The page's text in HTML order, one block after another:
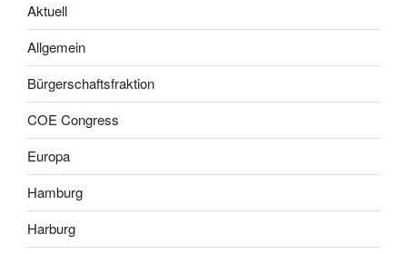
Aktuell
Allgemein
Bürgerschaftsfraktion
COE Congress
Europa
Hamburg
Harburg